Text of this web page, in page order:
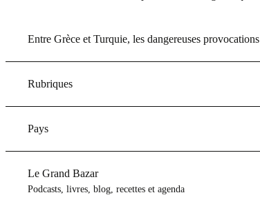
Entre Grèce et Turquie, les dangereuses provocations
Rubriques
Pays
Le Grand Bazar
Podcasts, livres, blog, recettes et agenda